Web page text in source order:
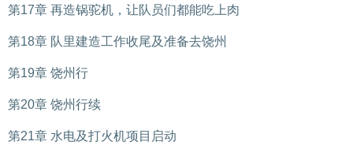
第17章 再造锅驼机，让队员们都能吃上肉
第18章 队里建造工作收尾及准备去饶州
第19章 饶州行
第20章 饶州行续
第21章 水电及打火机项目启动